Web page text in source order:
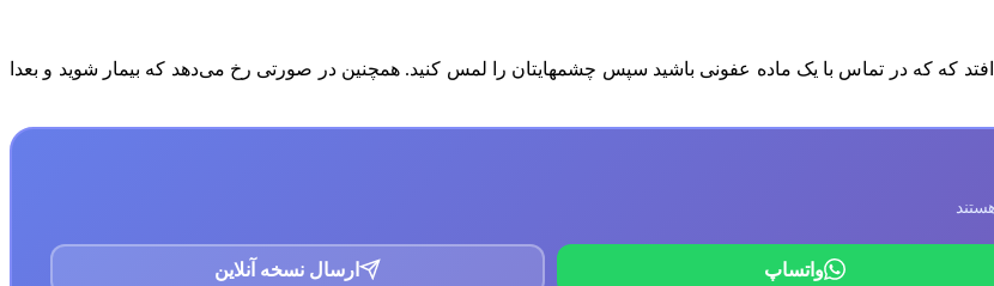
که که در تماس با یک ماده عفونی باشید سپس چشمهایتان را لمس کنید. همچنین در صورتی رخ می‌دهد که بیمار شوید و بعدا
واتساپ ارسال نسخه آنلاین